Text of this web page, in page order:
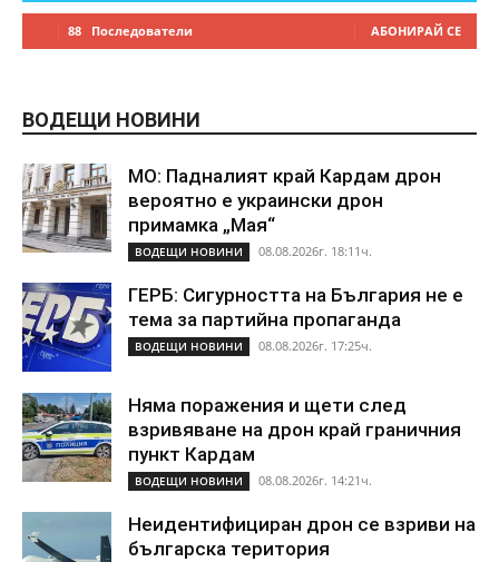
88 Последователи АБОНИРАЙ СЕ
ВОДЕЩИ НОВИНИ
МО: Падналият край Кардам дрон
вероятно е украински дрон
примамка „Мая“
ВОДЕЩИ НОВИНИ 08.08.2026г. 18:11ч.
ГЕРБ: Сигурността на България не е
тема за партийна пропаганда
ВОДЕЩИ НОВИНИ 08.08.2026г. 17:25ч.
Няма поражения и щети след
взривяване на дрон край граничния
пункт Кардам
ВОДЕЩИ НОВИНИ 08.08.2026г. 14:21ч.
Неидентифициран дрон се взриви на
българска територия